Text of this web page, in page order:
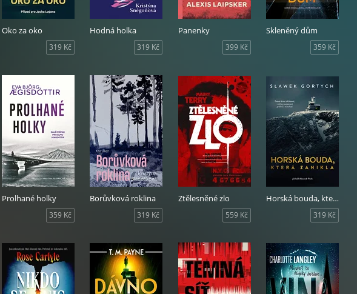
Oko za oko
319 Kč
Hodná holka
319 Kč
Panenky
399 Kč
Skleněný dům
359 Kč
Prolhané holky
359 Kč
Borůvková roklina
319 Kč
Ztělesněné zlo
559 Kč
Horská bouda, která zanikla
319 Kč